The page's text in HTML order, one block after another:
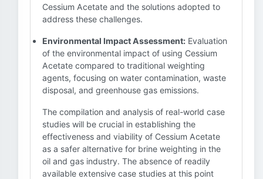
Cessium Acetate and the solutions adopted to
address these challenges.
Environmental Impact Assessment: Evaluation
of the environmental impact of using Cessium
Acetate compared to traditional weighting
agents, focusing on water contamination, waste
disposal, and greenhouse gas emissions.
The compilation and analysis of real-world case
studies will be crucial in establishing the
effectiveness and viability of Cessium Acetate
as a safer alternative for brine weighting in the
oil and gas industry. The absence of readily
available extensive case studies at this point